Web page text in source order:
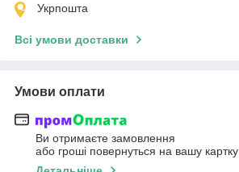
Укрпошта
Всі умови доставки
Умови оплати
Ви отримаєте замовлення
або гроші повернуться на вашу картку